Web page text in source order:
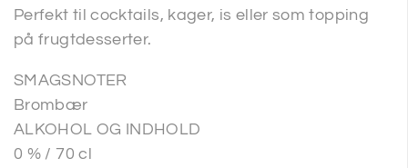
Perfekt til cocktails, kager, is eller som topping
på frugtdesserter.
SMAGSNOTER
Brombær
ALKOHOL OG INDHOLD
0 % / 70 cl